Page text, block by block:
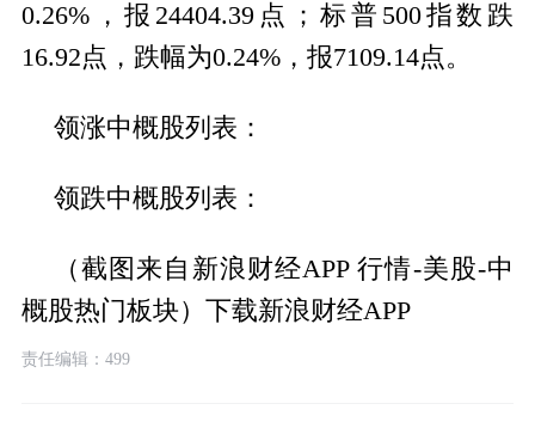
0.26%，报24404.39点；标普500指数跌
16.92点，跌幅为0.24%，报7109.14点。
领涨中概股列表：
领跌中概股列表：
（截图来自新浪财经APP 行情-美股-中
概股热门板块）下载新浪财经APP
责任编辑：499